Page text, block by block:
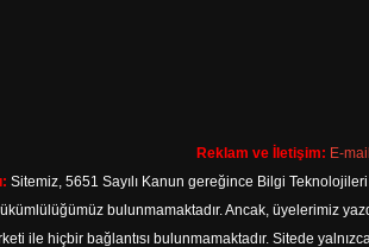
Reklam ve İletişim: E-
Sitemiz, 5651 Sayılı Kanun gereğince Bilgi
bulunmamaktadır. Ancak, üyelerimiz
ile hiçbir bağlantısı bulunmamaktadır. Sitede